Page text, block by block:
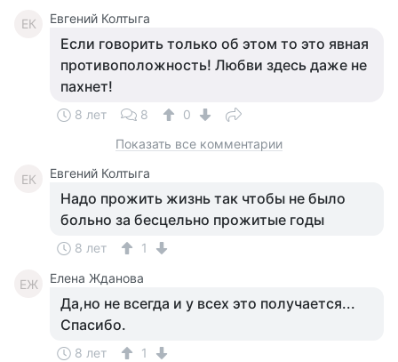
ЕК Евгений Колтыга
Если говорить только об этом то это явная
противоположность! Любви здесь даже не
пахнет!
8 лет 8
0
Показать все комментарии
ЕК Евгений Колтыга
Надо прожить жизнь так чтобы не было
больно за бесцельно прожитые годы
8 лет 1
ЕЖ Елена Жданова
Да,но не всегда и у всех это получается...
Спасибо.
8 лет 1